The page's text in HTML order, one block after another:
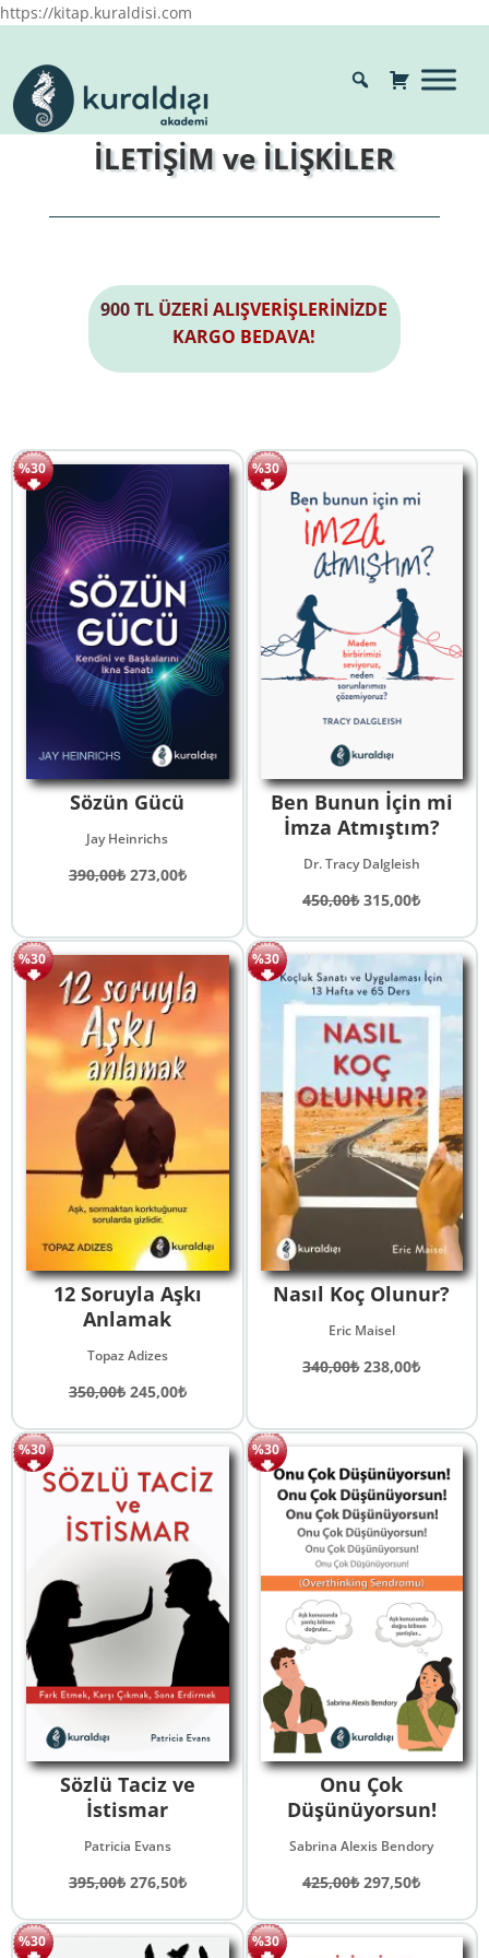
https://kitap.kuraldisi.com
İLETİŞİM ve İLİŞKİLER
900 TL ÜZERİ ALIŞVERİŞLERİNİZDE
KARGO BEDAVA!
Sözün Gücü
Jay Heinrichs
390,00₺ Orijinal
273,00₺Şu
273,00₺.
%30
Ben Bunun İçin mi
İmza Atmıştım?
Dr. Tracy Dalgleish
450,00₺Orijinal
450,00₺.
315,00₺Şu
fiyat:
315,00₺.
%30
12 Soruyla Aşkı
Anlamak
Topaz Adizes
350,00₺ Orijinal
350,00₺.
245,00₺Şu
fiyat:
245,00₺.
%30
Nasıl Koç Olunur?
Eric Maisel
340,00₺Orijinal
238,00₺Şu
238,00₺.
%30
Sözlü Taciz ve
İstismar
Patricia Evans
395,00₺ Orijinal
395,00₺.
276,50₺Şu
fiyat:
%30
Onu Çok
Düşünüyorsun!
Sabrina Alexis Bendory
425,00₺Orijinal
425,00₺.
297,50₺Şu
fiyat:
%30
%30 %30